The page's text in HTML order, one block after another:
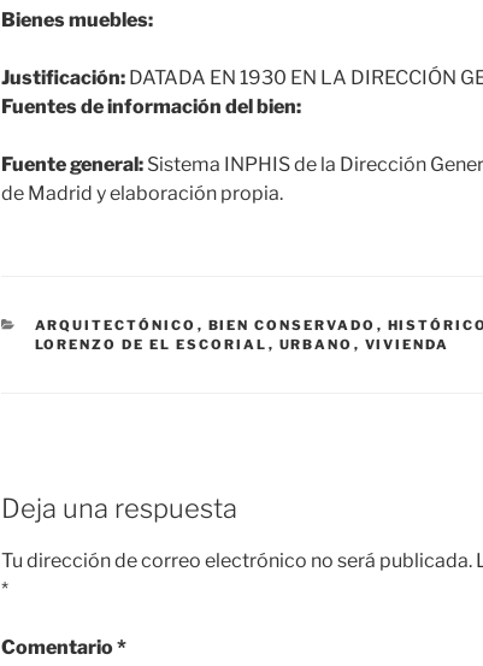
Bienes muebles:
Justificación: DATADA EN 1930 EN LA DIRECCIÓN
Fuentes de información del bien:
Fuente general: Sistema INPHIS de la Dirección
de Madrid y elaboración propia.
CATEGORÍAS
ARQUITECTÓNICO , BIEN CONSERVADO , HISTÓRICO
LORENZO DE EL ESCORIAL , URBANO , VIVIENDA
Deja una respuesta
Tu dirección de correo electrónico no será publicada.
*
Comentario*